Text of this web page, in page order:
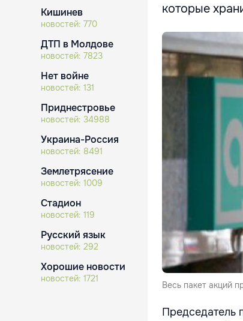
Кишинев
новостей: 770
ДТП в Молдове
новостей: 7823
Нет войне
новостей: 131
Приднестровье
новостей: 34988
Украина-Россия
новостей: 8491
Землетрясение
новостей: 1009
Стадион
новостей: 119
Русский язык
новостей: 292
Хорошие новости
новостей: 1721
которые
Весь пакет акций
Председатель